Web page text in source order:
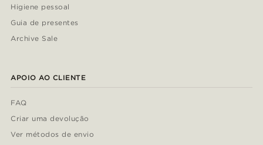
Higiene pessoal
Guia de presentes
Archive Sale
APOIO AO CLIENTE
FAQ
Criar uma devolução
Ver métodos de envio